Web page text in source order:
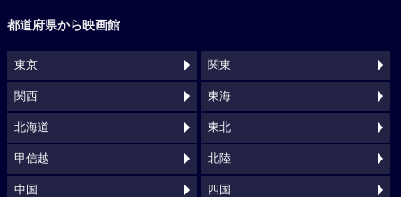
都道府県から映画館
東京 関東
関西 東海
北海道 東北
甲信越 北陸
中国 四国